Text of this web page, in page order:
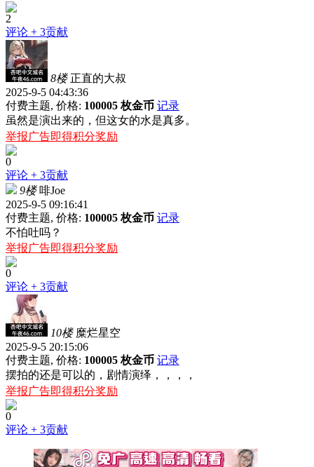
2
评论 + 3贡献
8楼 正直的大叔
2025-9-5 04:43:36
付费主题, 价格: 100005 枚金币 记录
虽然是演出来的，但这女的水是真多。
举报广告即得积分奖励
0
评论 + 3贡献
9楼 啡Joe
2025-9-5 09:16:41
付费主题, 价格: 100005 枚金币 记录
不怕吐吗？
举报广告即得积分奖励
0
评论 + 3贡献
10楼 糜烂星空
2025-9-5 20:15:06
付费主题, 价格: 100005 枚金币 记录
摆拍的还是可以的，剧情演绎，，，，
举报广告即得积分奖励
0
评论 + 3贡献